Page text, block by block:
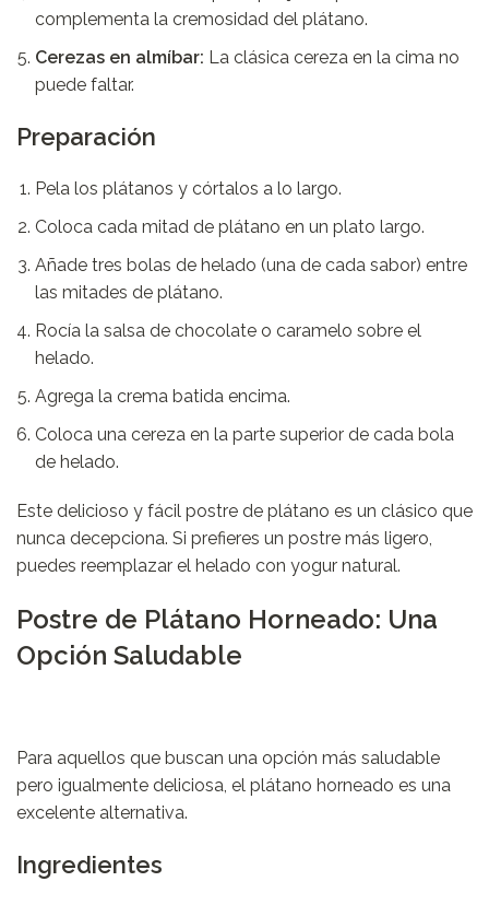
complementa la cremosidad del plátano.
Cerezas en almíbar: La clásica cereza en la cima no
puede faltar.
Preparación
Pela los plátanos y córtalos a lo largo.
Coloca cada mitad de plátano en un plato largo.
Añade tres bolas de helado (una de cada sabor) entre
las mitades de plátano.
Rocía la salsa de chocolate o caramelo sobre el
helado.
Agrega la crema batida encima.
Coloca una cereza en la parte superior de cada bola
de helado.
Este delicioso y fácil postre de plátano es un clásico que
nunca decepciona. Si prefieres un postre más ligero,
puedes reemplazar el helado con yogur natural.
Postre de Plátano Horneado: Una
Opción Saludable
Para aquellos que buscan una opción más saludable
pero igualmente deliciosa, el plátano horneado es una
excelente alternativa.
Ingredientes